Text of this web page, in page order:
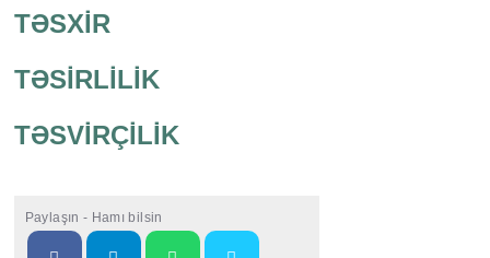
TƏSXİR
TƏSİRLİLİK
TƏSVİRÇİLİK
Paylaşın - Hamı bilsin